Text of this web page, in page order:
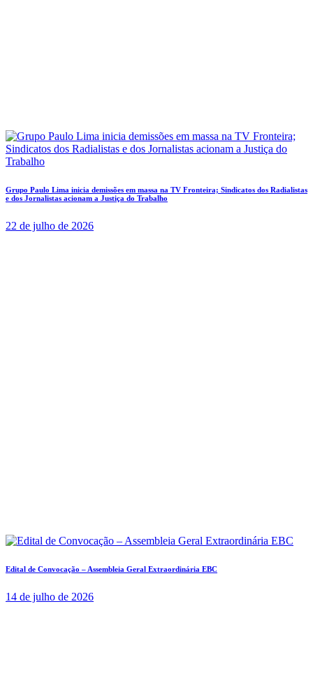
Grupo Paulo Lima inicia demissões em massa na TV Fronteira; Sindicatos dos Radialistas
e dos Jornalistas acionam a Justiça do Trabalho
22 de julho de 2026
Edital de Convocação – Assembleia Geral Extraordinária EBC
14 de julho de 2026